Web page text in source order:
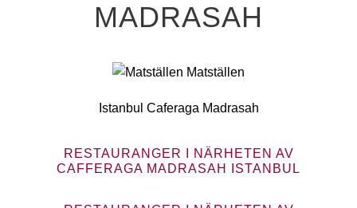
MADRASAH
Istanbul Caferaga Madrasah
RESTAURANGER I NÄRHETEN AV
CAFFERAGA MADRASAH ISTANBUL